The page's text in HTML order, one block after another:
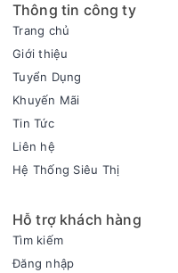
Thông tin công ty
Trang chủ
Giới thiệu
Tuyển Dụng
Khuyến Mãi
Tin Tức
Liên hệ
Hệ Thống Siêu Thị
Hỗ trợ khách hàng
Tìm kiếm
Đăng nhập